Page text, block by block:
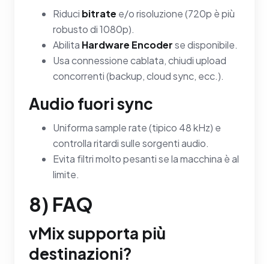
Riduci bitrate e/o risoluzione (720p è più
robusto di 1080p).
Abilita Hardware Encoderse disponibile.
Usa connessione cablata, chiudi upload
concorrenti (backup, cloud sync, ecc.).
Audio fuori sync
Uniforma sample rate (tipico 48 kHz) e
controlla ritardi sulle sorgenti audio.
Evita filtri molto pesanti se la macchina è al
limite.
8) FAQ
vMix supporta più
destinazioni?